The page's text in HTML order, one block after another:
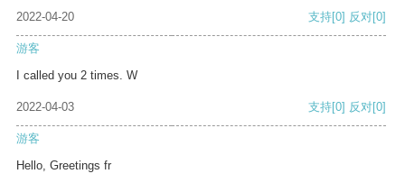
2022-04-20 支持[0] 反对[0]
游客
I called you 2 times. W
2022-04-03 支持[0] 反对[0]
游客
Hello, Greetings fr